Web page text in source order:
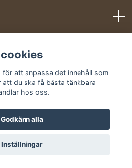
Takprofiler.se
för att anpassa det innehåll som
du ska få bästa tänkbara
hos oss.
Godkänn alla
Inställningar